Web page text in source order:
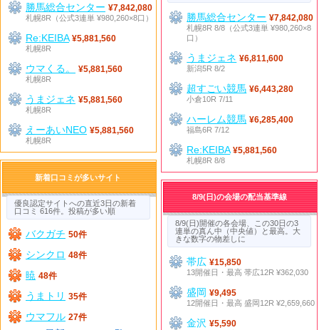
勝馬総合センター ¥7,842,080
札幌8R（公式3連単 ¥980,260×8口）
Re:KEIBA ¥5,881,560
札幌8R
ウマくる。
¥5,881,560
札幌8R
うまジェネ ¥5,881,560
札幌8R
えーあいNEO ¥5,881,560
札幌8R
勝馬総合センター ¥7,842,080
札幌8R 8/8（公式3連単 ¥980,260×8
口）
うまジェネ ¥6,811,600
新潟5R 8/2
超すごい競馬 ¥6,443,280
小倉10R 7/11
ハーレム競馬 ¥6,285,400
福島6R 7/12
Re:KEIBA ¥5,881,560
札幌8R 8/8
新着口コミが多いサイト
優良認定サイトへの直近3日の新着
口コミ 616件。投稿が多い順
バクガチ 50件
シンクロ 48件
暁 48件
うまトリ 35件
ウマフル 27件
8/9(日)の会場の配当基準線
8/9(日)開催の各会場、この30日の3
連単の真ん中（中央値）と最高。大
きな数字の物差しに
帯広¥15,850
13開催日・最高 帯広12R ¥362,030
盛岡¥9,495
12開催日・最高 盛岡12R ¥2,659,660
金沢¥5,590